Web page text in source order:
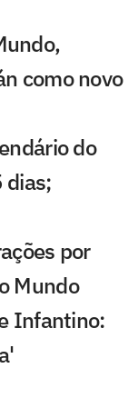
como novo
do
dias;
por
Mundo
Infantino: